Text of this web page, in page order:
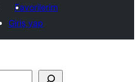
Favorilerim
Giriş yap